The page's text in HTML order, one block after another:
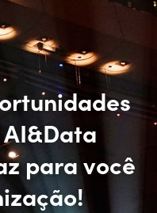
para você